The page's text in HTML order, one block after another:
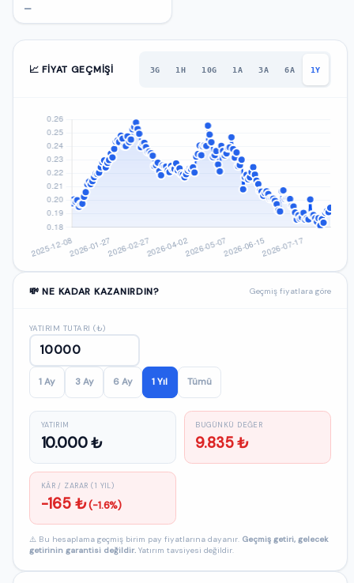
—
📈 FIYAT GEÇMIŞI 3G 1H 10G 1A 3A 6A 1Y
💸 NE KADAR KAZANIRDIN? Geçmiş fiyatlara göre
YATIRIM TUTARI (₺)
1 Ay 3 Ay 6 Ay 1 Yıl Tümü
YATIRIM
10.000 ₺
BUGÜNKÜ DEĞER
9.835 ₺
KÂR / ZARAR (1 YIL)
-165 ₺(-1.6%)
⚠️ Bu hesaplama geçmiş birim pay fiyatlarına dayanır. Geçmiş getiri, gelecek
getirinin garantisi değildir. Yatırım tavsiyesi değildir.